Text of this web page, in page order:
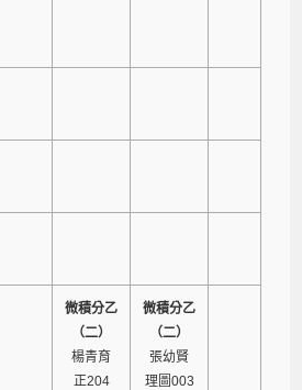
微積分乙
（二）
楊青育
正204
微積分乙
（二）
張幼賢
理圖003